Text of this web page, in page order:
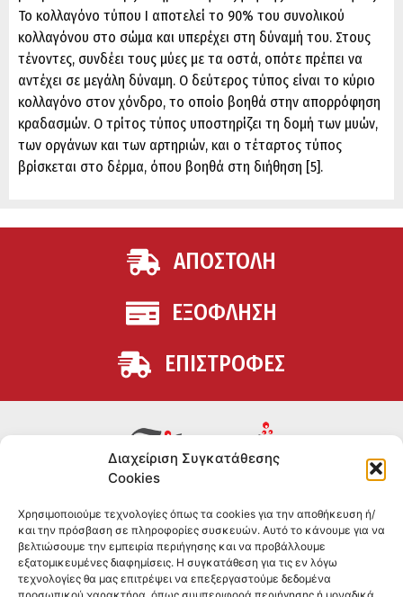
Διαχείριση Συγκατάθεσης
Cookies
Χρησιμοποιούμε τεχνολογίες όπως τα cookies για την αποθήκευση ή/
και την πρόσβαση σε πληροφορίες συσκευών. Αυτό το κάνουμε για να
βελτιώσουμε την εμπειρία περιήγησης και να προβάλλουμε
εξατομικευμένες διαφημίσεις. Η συγκατάθεση για τις εν λόγω
τεχνολογίες θα μας επιτρέψει να επεξεργαστούμε δεδομένα
Το κολλαγόνο τύπου Ι αποτελεί το 90% του συνολικού
κολλαγόνου στο σώμα και υπερέχει στη δύναμή του. Στους
τένοντες, συνδέει τους μύες με τα οστά, οπότε πρέπει να
αντέχει σε μεγάλη δύναμη. Ο δεύτερος τύπος είναι το κύριο
κολλαγόνο στον χόνδρο, το οποίο βοηθά στην απορρόφηση
κραδασμών. Ο τρίτος τύπος υποστηρίζει τη δομή των μυών,
των οργάνων και των αρτηριών, και ο τέταρτος τύπος
βρίσκεται στο δέρμα, όπου βοηθά στη διήθηση [5].
ΑΠΟΣΤΟΛΗ
ΕΞΟΦΛΗΣΗ
ΕΠΙΣΤΡΟΦΕΣ
θέλουν να βελτιώσουν τη διατροφή και την υγεία τους.
Επώνυμα brands και εμπειρία ετών στο χώρο.